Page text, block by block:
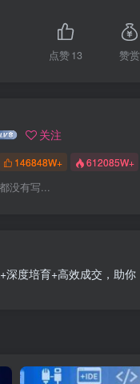
点赞13 赞赏
关注
146848W+ 612085W+
没有写...
深度培育+高效成交，助你